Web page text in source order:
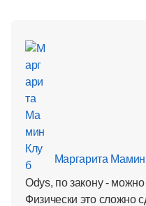
Маргарита
Odys, по закону -
Физически это сложно